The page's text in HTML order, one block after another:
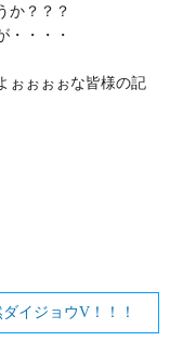
か？？？
・・・・
ぉぉぉぉな皆様の記
イジョウV！！！